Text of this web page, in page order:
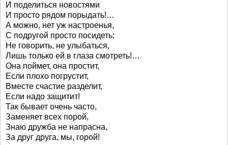
И поделиться новостями
И просто рядом порыдать!…
А можно, нет уж настроенья,
С подругой просто посидеть:
Не говорить, не улыбаться,
Лишь только ей в глаза смотреть!…
Она поймет, она простит,
Если плохо погрустит,
Вместе счастие разделит,
Если надо защитит!
Так бывает очень часто,
Заменяет всех порой,
Знаю дружба не напрасна,
За друг друга, мы, горой!